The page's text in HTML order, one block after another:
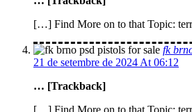
[…] Find More on to that Topic:
fk
21 de setembre de 2024 At 06:12
… [Trackback]
[…] Find More on to that Topic: